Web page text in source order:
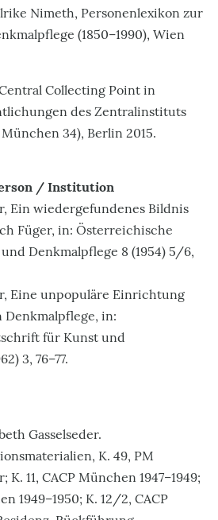
Nimeth, Personenlexikon zur
(1850–1990), Wien
Collecting Point in
des Zentralinstituts
34), Berlin 2015.
/ Institution
Ein wiedergefundenes Bildnis
Füger, in: Österreichische
Denkmalpflege 8 (1954) 5/6,
Eine unpopuläre Einrichtung
in:
für Kunst und
3, 76–77.
Gasselseder.
K. 49, PM
K. 11, CACP München 1947–1949;
1949–1950; K. 12/2, CACP